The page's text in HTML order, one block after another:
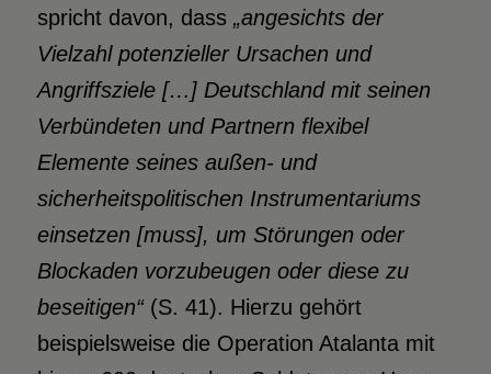
spricht davon, dass „angesichts der
Vielzahl potenzieller Ursachen und
Angriffsziele […] Deutschland mit seinen
Verbündeten und Partnern flexibel
Elemente seines außen- und
sicherheitspolitischen Instrumentariums
einsetzen [muss], um Störungen oder
Blockaden vorzubeugen oder diese zu
beseitigen“(S. 41). Hierzu gehört
beispielsweise die Operation Atalanta mit